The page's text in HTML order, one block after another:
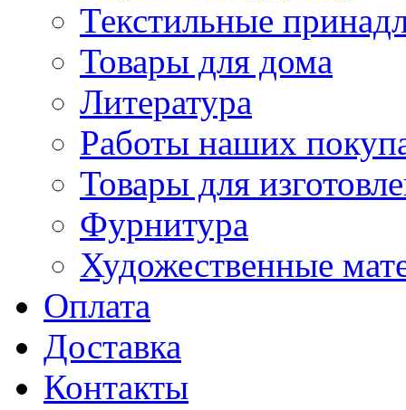
Текстильные
Товары для дома
Литература
Работы наших
Товары для
Фурнитура
Художественные
Оплата
Доставка
Контакты